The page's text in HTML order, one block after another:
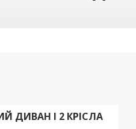
ДИВАН І 2 КРІСЛА